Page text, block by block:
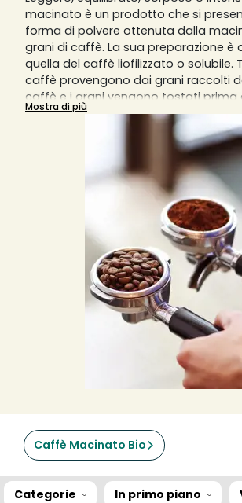
macinato è un prodotto che si
forma di polvere ottenuta dalla
grani di caffè. La sua preparazione è
quella del caffè liofilizzato o solubile.
caffè provengono dai grani raccolti
caffè e i grani vengono tostati prima
macinati in particelle sottili per
dell'aroma. È possibile trovare diversi
macinato, come biologico o
tipologia di tazza o caffè che si
diversa macinatura del caffè.
Una macinatura grossa darà un
diluito, mentre una macinatura fine
sovraccarico di aromi. La macchina
manuale richiede una macinatura
mentre la macchina da caffè italiana
sovradeonominata Moka richiede
più grossolana e meno fine. Le
filtro invece richiedono una
e le macchine da caffè a pistone o
richiedono invece una macinatura
Solitamente, per una tazzina di caffè,
grammi di caffè macinato o in grani,
variare la quantità in base ai propri
Mostra di più
Caffè Macinato Bio
Categorie In primo piano